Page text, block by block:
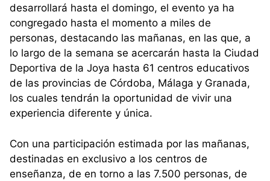
desarrollará hasta el domingo, el evento ya ha
congregado hasta el momento a miles de
personas, destacando las mañanas, en las que, a
lo largo de la semana se acercarán hasta la Ciudad
Deportiva de la Joya hasta 61 centros educativos
de las provincias de Córdoba, Málaga y Granada,
los cuales tendrán la oportunidad de vivir una
experiencia diferente y única.
Con una participación estimada por las mañanas,
destinadas en exclusivo a los centros de
enseñanza, de en torno a las 7.500 personas, de